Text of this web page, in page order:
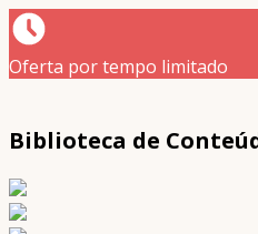
Oferta por tempo limitado
Biblioteca de